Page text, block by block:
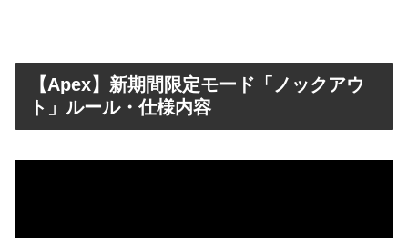
【Apex】新期間限定モード「ノックアウ
ト」ルール・仕様内容